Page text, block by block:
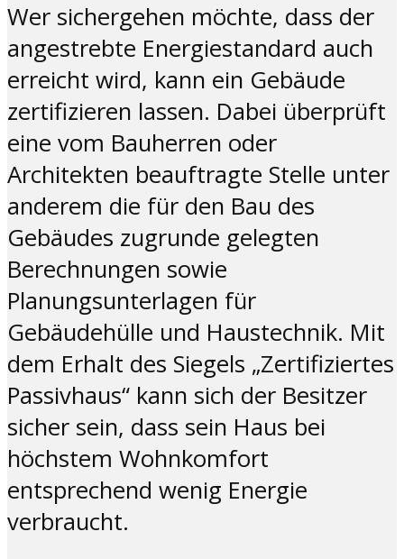
Wer sichergehen möchte, dass der
angestrebte Energiestandard auch
erreicht wird, kann ein Gebäude
zertifizieren lassen. Dabei überprüft
eine vom Bauherren oder
Architekten beauftragte Stelle unter
anderem die für den Bau des
Gebäudes zugrunde gelegten
Berechnungen sowie
Planungsunterlagen für
Gebäudehülle und Haustechnik. Mit
dem Erhalt des Siegels „Zertifiziertes
Passivhaus“ kann sich der Besitzer
sicher sein, dass sein Haus bei
höchstem Wohnkomfort
entsprechend wenig Energie
verbraucht.